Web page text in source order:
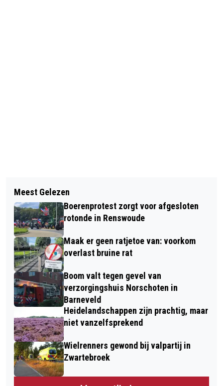
BOTSING TUSSEN PERSONENWAGEN
EN BESTELBUS OP INDUSTRIETERREIN
IN BARNEVELD – DE BESTUURSTER
VAN DE AUTO RAAKTE GEWOND BIJ
BOTSING
WINTERWANDELING - HOE
OVERLEVEN DIEREN EN PLANTEN DE
WINTERMAANDEN? - BELEEF DE
NATUUR BIJ NATUURCENTRUM DE
GINKEL!
Meest Gelezen
Boerenprotest zorgt voor afgesloten
rotonde in Renswoude
Maak er geen ratjetoe van: voorkom
overlast bruine rat
Boom valt tegen gevel van
verzorgingshuis Norschoten in
Barneveld
Heidelandschappen zijn prachtig, maar
niet vanzelfsprekend
Wielrenners gewond bij valpartij in
Zwartebroek